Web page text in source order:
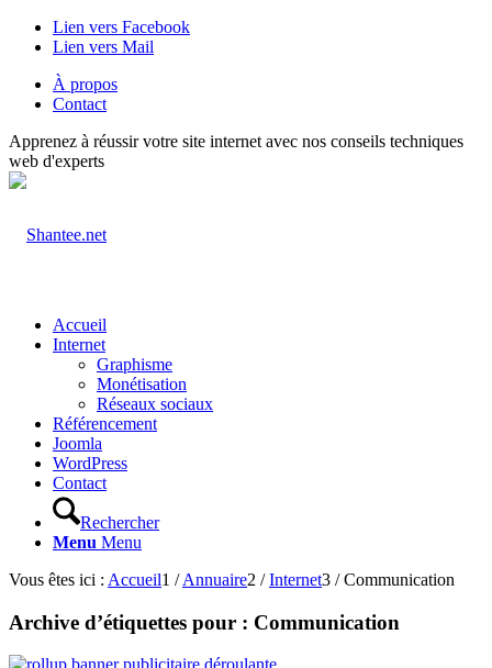
Lien vers Facebook
Lien vers Mail
À propos
Contact
Apprenez à réussir votre site internet avec nos conseils techniques
web d'experts
Accueil
Internet
Graphisme
Monétisation
Réseaux sociaux
Référencement
Joomla
WordPress
Contact
Rechercher
Menu Menu
Vous êtes ici : Accueil1 / Annuaire2 / Internet3 / Communication
Archive d’étiquettes pour : Communication